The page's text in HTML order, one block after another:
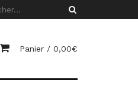
Panier / 0,00€